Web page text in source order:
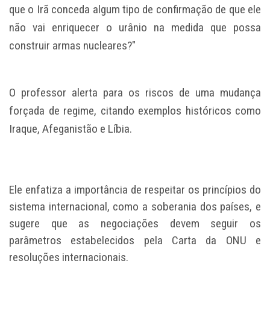
que o Irã conceda algum tipo de confirmação de que ele
não vai enriquecer o urânio na medida que possa
construir armas nucleares?"
O professor alerta para os riscos de uma mudança
forçada de regime, citando exemplos históricos como
Iraque, Afeganistão e Líbia.
Ele enfatiza a importância de respeitar os princípios do
sistema internacional, como a soberania dos países, e
sugere que as negociações devem seguir os
parâmetros estabelecidos pela Carta da ONU e
resoluções internacionais.